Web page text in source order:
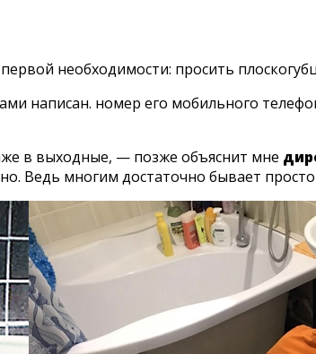
необходимости: просить
написан. номер его мобильного
в выходные, — позже объяснит мне
Ведь многим достаточно бывает